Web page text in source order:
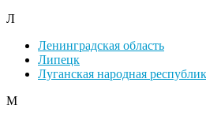
Л
Ленинградская область
Липецк
Луганская народная
М